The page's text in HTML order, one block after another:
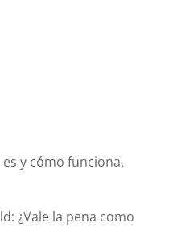
y cómo funciona.
¿Vale la pena como